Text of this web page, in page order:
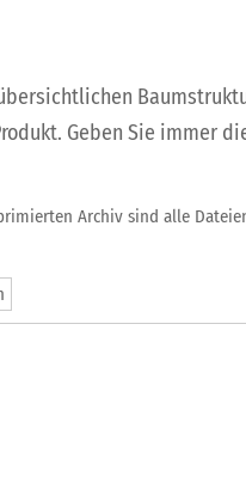
Geben Sie immer
Archiv sind alle